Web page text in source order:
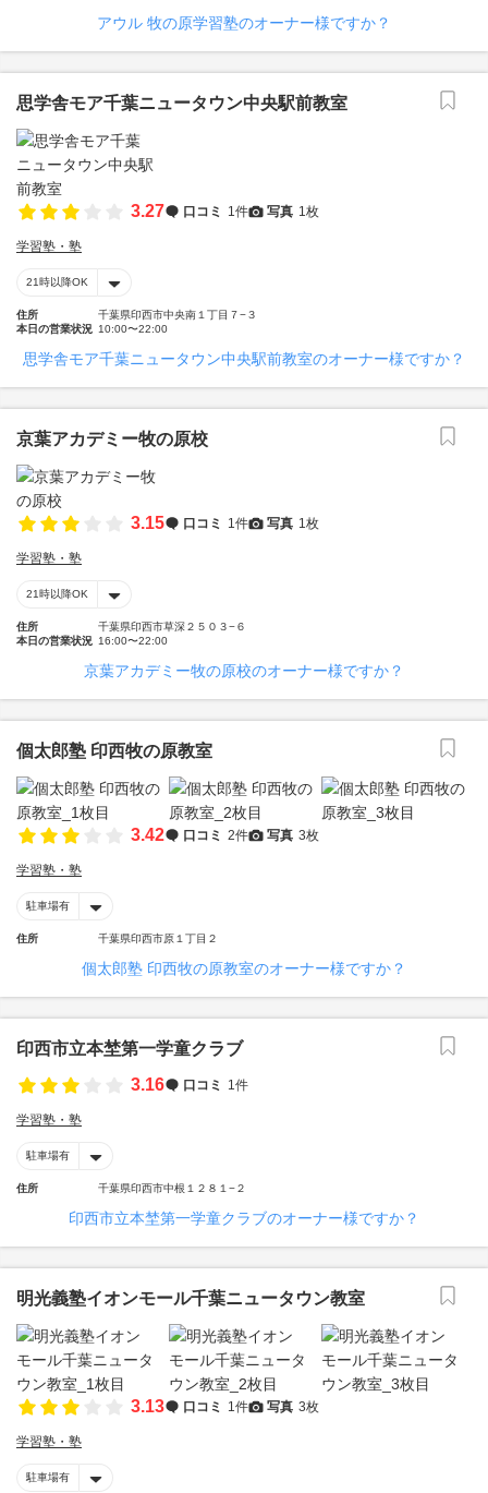
アウル 牧の原学習塾のオーナー様ですか？
思学舎モア千葉ニュータウン中央駅前教室
3.27 口コミ 1件 写真 1枚
学習塾・塾
21時以降OK
住所
千葉県印西市中央南１丁目７−３
本日の営業状況 10:00〜22:00
思学舎モア千葉ニュータウン中央駅前教室のオーナー様ですか？
京葉アカデミー牧の原校
3.15 口コミ 1件 写真 1枚
学習塾・塾
21時以降OK
住所
千葉県印西市草深２５０３−６
本日の営業状況 16:00〜22:00
京葉アカデミー牧の原校のオーナー様ですか？
個太郎塾 印西牧の原教室
3.42 口コミ 2件 写真 3枚
学習塾・塾
駐車場有
住所 千葉県印西市原１丁目２
個太郎塾 印西牧の原教室のオーナー様ですか？
印西市立本埜第一学童クラブ
3.16
口コミ 1件
学習塾・塾
駐車場有
住所 千葉県印西市中根１２８１−２
印西市立本埜第一学童クラブのオーナー様ですか？
明光義塾イオンモール千葉ニュータウン教室
3.13 口コミ 1件 写真 3枚
学習塾・塾
駐車場有